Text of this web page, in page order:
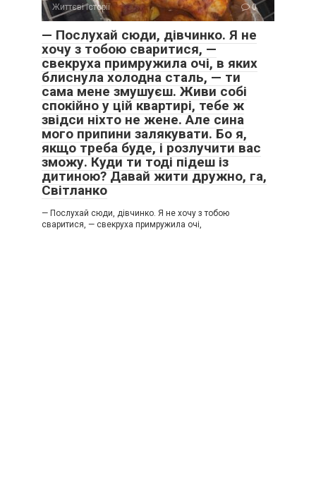
Життєві історії 0
— Послухай сюди, дівчинко. Я не
хочу з тобою сваритися, —
свекруха примружила очі, в яких
блиснула холодна сталь, — ти
сама мене змушуєш. Живи собі
спокійно у цій квартирі, тебе ж
звідси ніхто не жене. Але сина
мого припини залякувати. Бо я,
якщо треба буде, і розлучити вас
зможу. Куди ти тоді підеш із
дитиною? Давай жити дружно, га,
Світланко
— Послухай сюди, дівчинко. Я не хочу з тобою
сваритися, — свекруха примружила очі,